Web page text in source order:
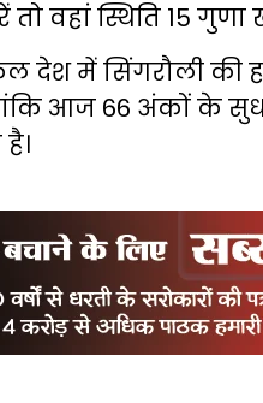
वहां स्थिति 15 गुणा
देश में सिंगरौली की
आज 66 अंकों के